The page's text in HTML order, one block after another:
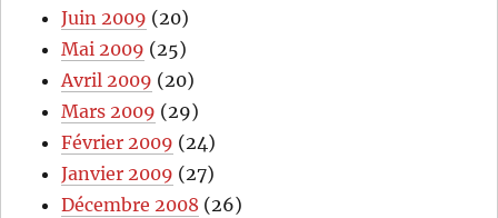
Juin 2009 (20)
Mai 2009 (25)
Avril 2009 (20)
Mars 2009 (29)
Février 2009 (24)
Janvier 2009 (27)
Décembre 2008 (26)